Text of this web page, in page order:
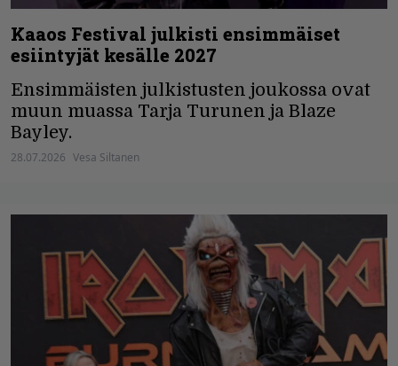
Kaaos Festival julkisti ensimmäiset
esiintyjät kesälle 2027
Ensimmäisten julkistusten joukossa ovat
muun muassa Tarja Turunen ja Blaze
Bayley.
28.07.2026 Vesa Siltanen